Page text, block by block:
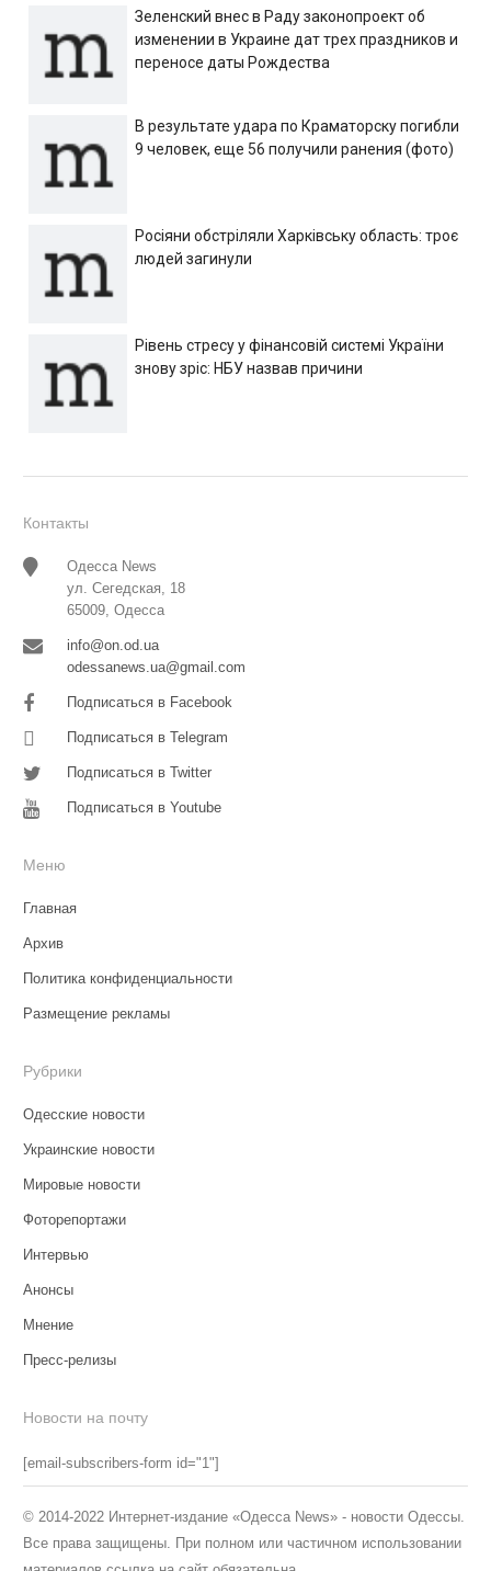
Зеленский внес в Раду законопроект об
изменении в Украине дат трех праздников и
переносе даты Рождества
В результате удара по Краматорску погибли
9 человек, еще 56 получили ранения (фото)
Росіяни обстріляли Харківську область: троє
людей загинули
Рівень стресу у фінансовій системі України
знову зріс: НБУ назвав причини
Контакты
Одесса News
ул. Сегедская, 18
65009, Одесса
info@on.od.ua
odessanews.ua@gmail.com
Подписаться в Facebook
Подписаться в Telegram
Подписаться в Twitter
Подписаться в Youtube
Меню
Главная
Архив
Политика конфиденциальности
Размещение рекламы
Рубрики
Одесские новости
Украинские новости
Мировые новости
Фоторепортажи
Интервью
Анонсы
Мнение
Пресс-релизы
Новости на почту
[email-subscribers-form id="1"]
© 2014-2022 Интернет-издание «Одесса News» - новости Одессы.
Все права защищены. При полном или частичном использовании